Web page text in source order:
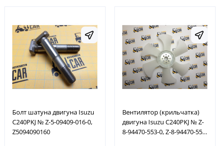
Болт шатуна двигуна Isuzu
C240PKJ № Z-5-09409-016-0,
Z5094090160
Вентилятор (крильчатка)
двигуна Isuzu C240PKJ № Z-
8-94470-553-0, Z-8-94470-553-